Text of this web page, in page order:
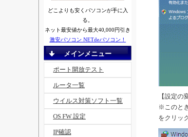
【設定の
※このと
をクリッ
どこよりも安くパソコンが手に入
る。
ネット最安値から最大40,000円引き
激安パソコン NETdeパソコン！
メインメニュー
ポート開放テスト
ルータ一覧
ウイルス対策ソフト一覧
OS FW 設定
IP確認